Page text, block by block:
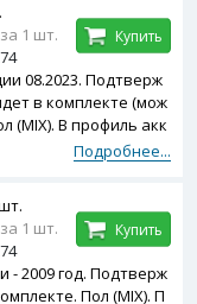
08.2023. Подтверж
в комплекте (мож
(MIX). В профиль акк
с MIX ip.
Подробнее...
1 шт.
Купить
- 2009 год. Подтверж
Пол (MIX). П
1 шт.
Купить